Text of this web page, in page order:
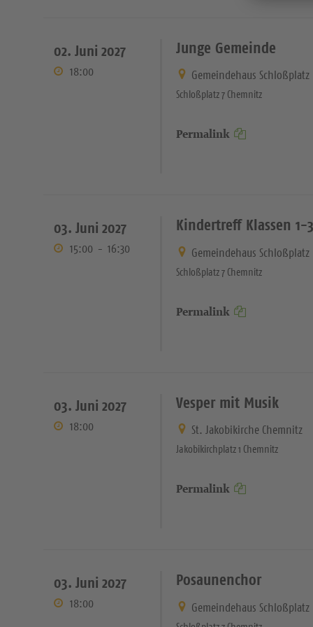
02. Juni 2027
18:00
Junge Gemeinde
Gemeindehaus Schloßplatz
Schloßplatz 7 Chemnitz
Permalink
03. Juni 2027
15:00 - 16:30
Kindertreff Klassen 1-3
Gemeindehaus Schloßplatz
Schloßplatz 7 Chemnitz
Permalink
03. Juni 2027
18:00
Vesper mit Musik
St. Jakobikirche Chemnitz
Jakobikirchplatz 1 Chemnitz
Permalink
03. Juni 2027
18:00
Posaunenchor
Gemeindehaus Schloßplatz